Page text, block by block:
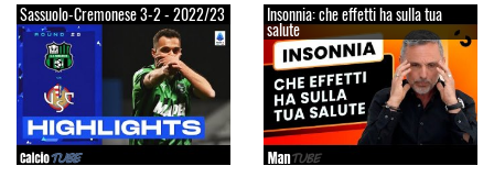
Sassuolo-Cremonese 3-2 - 2022/23 Insonnia: che effetti ha sulla tua
salute